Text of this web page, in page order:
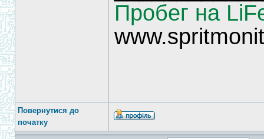
Пробег на
Повернутися до
початку